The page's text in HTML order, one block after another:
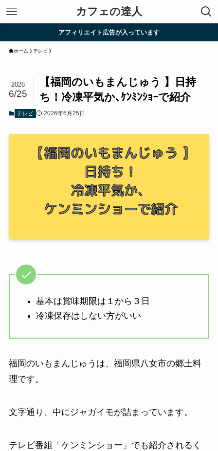
カフェの達人
アフィリエイト広告が入っています
ホーム テレビ
【福岡のいもまんじゅう 】日持
ち！冷凍平気か､ｹﾝﾐﾝｼｮｰで紹介
2026
6/25
テレビ 2026年6月25日
基本は賞味期限は１から３日
冷凍保存はしない方がいい
福岡のいもまんじゅうは、福岡県八女市の郷土料
理です。
文字通り、中にジャガイモが詰まっています。
テレビ番組「ケンミンショー」でも紹介されるく